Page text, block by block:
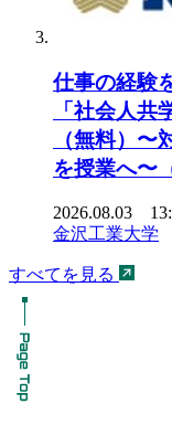
仕事の経験
「社会人共
（無料）
を授業へ〜
2026.08.03
金沢工業大学
すべてを見る